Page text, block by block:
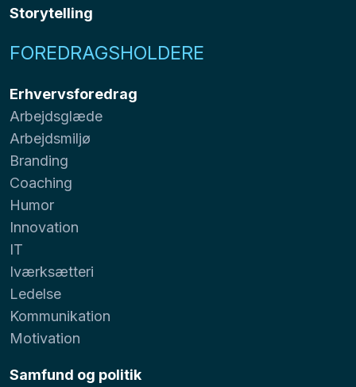
Storytelling
FOREDRAGSHOLDERE
Erhvervsforedrag
Arbejdsglæde
Arbejdsmiljø
Branding
Coaching
Humor
Innovation
IT
Iværksætteri
Ledelse
Kommunikation
Motivation
Samfund og politik